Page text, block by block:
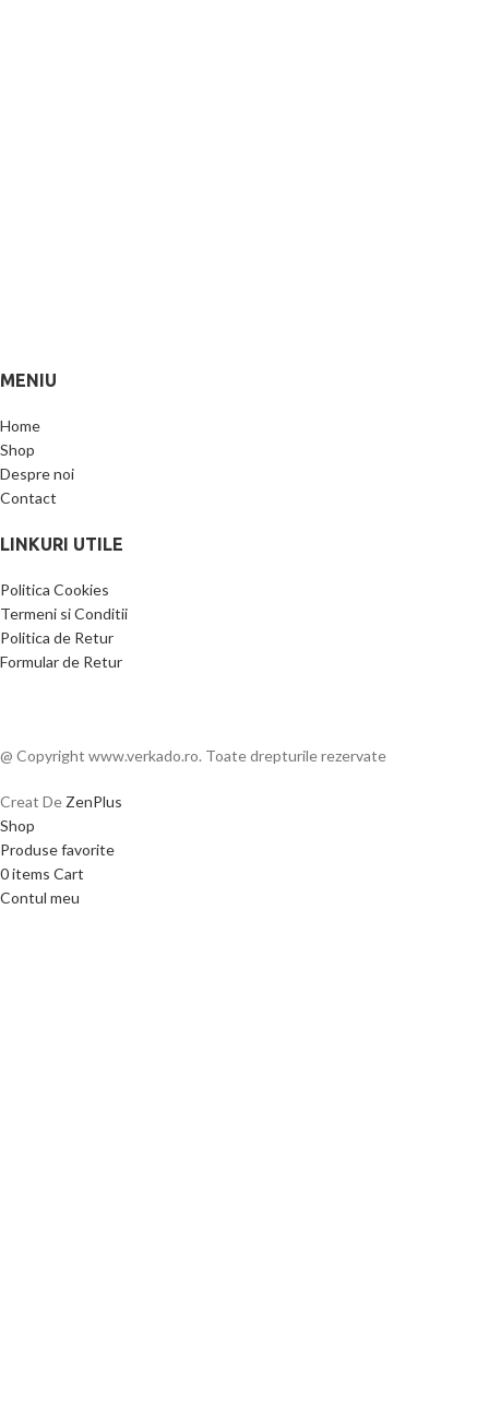
MENIU
Home
Shop
Despre noi
Contact
LINKURI UTILE
Politica Cookies
Termeni si Conditii
Politica de Retur
Formular de Retur
@ Copyright www.verkado.ro. Toate drepturile rezervate
Creat DeZenPlus
Shop
Produse favorite
0items Cart
Contul meu